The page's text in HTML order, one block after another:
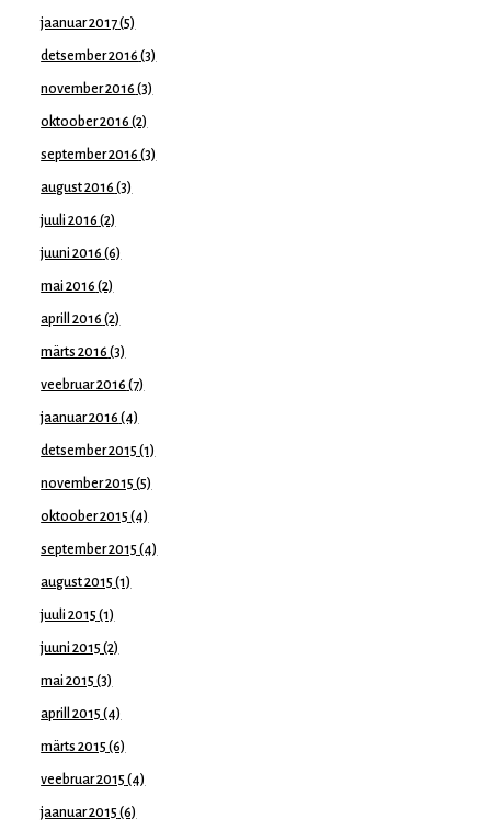
jaanuar 2017(5)
detsember 2016 (3)
november 2016 (3)
oktoober 2016 (2)
september 2016 (3)
august 2016 (3)
juuli 2016 (2)
juuni 2016 (6)
mai 2016 (2)
aprill 2016 (2)
märts 2016 (3)
veebruar 2016 (7)
jaanuar 2016 (4)
detsember 2015 (1)
november 2015 (5)
oktoober 2015 (4)
september 2015 (4)
august 2015 (1)
juuli 2015 (1)
juuni 2015 (2)
mai 2015 (3)
aprill 2015 (4)
märts 2015 (6)
veebruar 2015 (4)
jaanuar 2015 (6)